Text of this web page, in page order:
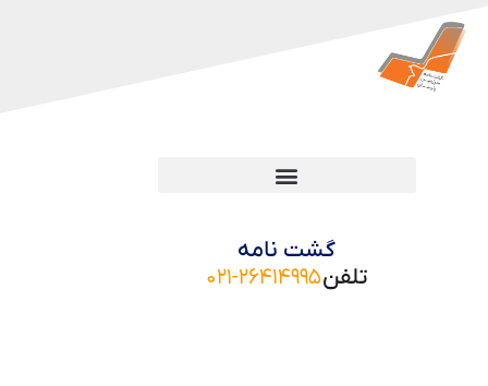
گشت نامه
تلفن۰۲۱-۲۶۴۱۴۹۹۵